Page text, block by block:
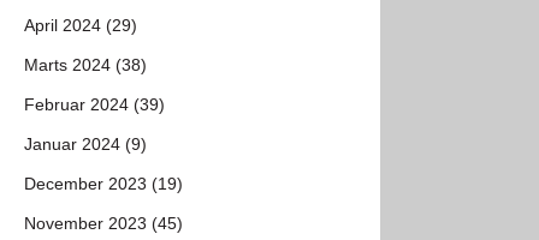
April 2024 (29)
Marts 2024 (38)
Februar 2024 (39)
Januar 2024 (9)
December 2023 (19)
November 2023 (45)